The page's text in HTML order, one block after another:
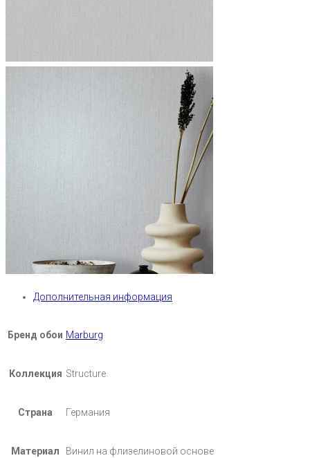
Дополнительная информация
Бренд обои Marburg
Коллекция Structure
Страна Германия
Материал Винил на флизелиновой основе